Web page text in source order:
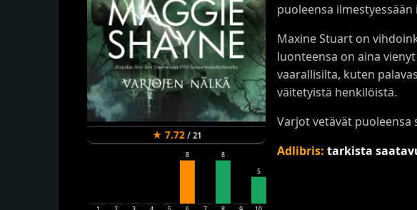
★ 7.72/ 21
8 8
5
puoleensa
Maxine Stuart on
luonteensa on aina
vaarallisilta, kuten
väitetyistä henkilöistä.
Varjot vetävät
Adlibris: tarkista